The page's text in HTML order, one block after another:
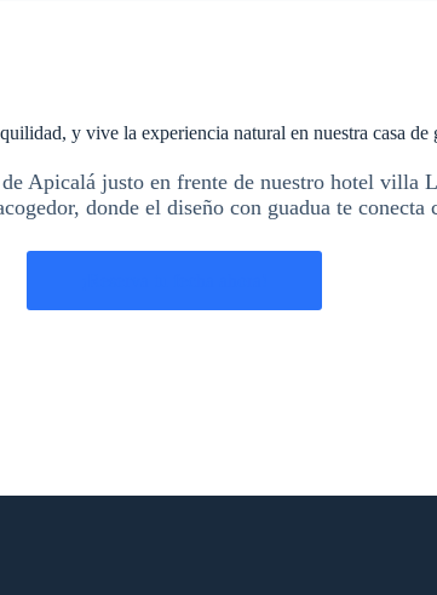
y vive la experiencia natural en nuestra casa de
Apicalá justo en frente de nuestro hotel
donde el diseño con guadua te conecta